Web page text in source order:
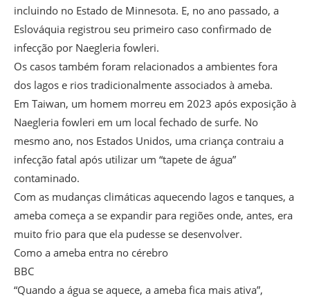
incluindo no Estado de Minnesota. E, no ano passado, a
Eslováquia registrou seu primeiro caso confirmado de
infecção por Naegleria fowleri.
Os casos também foram relacionados a ambientes fora
dos lagos e rios tradicionalmente associados à ameba.
Em Taiwan, um homem morreu em 2023 após exposição à
Naegleria fowleri em um local fechado de surfe. No
mesmo ano, nos Estados Unidos, uma criança contraiu a
infecção fatal após utilizar um “tapete de água”
contaminado.
Com as mudanças climáticas aquecendo lagos e tanques, a
ameba começa a se expandir para regiões onde, antes, era
muito frio para que ela pudesse se desenvolver.
Como a ameba entra no cérebro
BBC
“Quando a água se aquece, a ameba fica mais ativa”,